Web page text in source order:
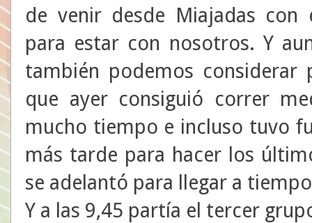
de venir desde Miajadas con
para estar con nosotros. Y
también podemos considerar
que ayer consiguió correr
mucho tiempo e incluso tuvo
más tarde para hacer los
se adelantó para llegar a
Y a las 9,45 partía el tercer